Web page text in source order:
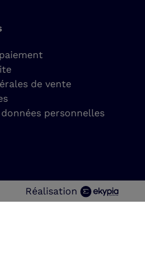
de vente
personnelles
Réalisation